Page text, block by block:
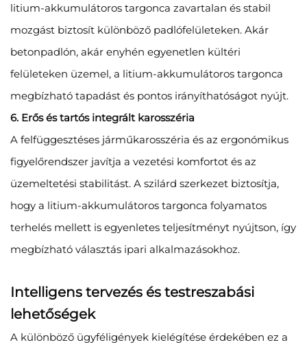
litium-akkumulátoros targonca zavartalan és stabil
mozgást biztosít különböző padlófelületeken. Akár
betonpadlón, akár enyhén egyenetlen kültéri
felületeken üzemel, a litium-akkumulátoros targonca
megbízható tapadást és pontos irányíthatóságot nyújt.
6. Erős és tartós integrált karosszéria
A felfüggesztéses járműkarosszéria és az ergonómikus
figyelőrendszer javítja a vezetési komfortot és az
üzemeltetési stabilitást. A szilárd szerkezet biztosítja,
hogy a litium-akkumulátoros targonca folyamatos
terhelés mellett is egyenletes teljesítményt nyújtson, így
megbízható választás ipari alkalmazásokhoz.
Intelligens tervezés és testreszabási
lehetőségek
A különböző ügyféligények kielégítése érdekében ez a